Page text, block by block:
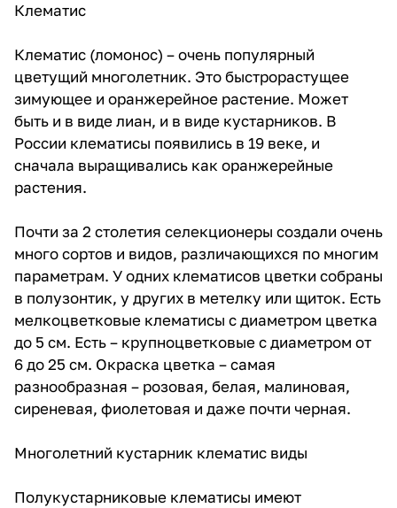
Клематис
Клематис (ломонос) – очень популярный
цветущий многолетник. Это быстрорастущее
зимующее и оранжерейное растение. Может
быть и в виде лиан, и в виде кустарников. В
России клематисы появились в 19 веке, и
сначала выращивались как оранжерейные
растения.
Почти за 2 столетия селекционеры создали очень
много сортов и видов, различающихся по многим
параметрам. У одних клематисов цветки собраны
в полузонтик, у других в метелку или щиток. Есть
мелкоцветковые клематисы с диаметром цветка
до 5 см. Есть – крупноцветковые с диаметром от
6 до 25 см. Окраска цветка – самая
разнообразная – розовая, белая, малиновая,
сиреневая, фиолетовая и даже почти черная.
Многолетний кустарник клематис виды
Полукустарниковые клематисы имеют